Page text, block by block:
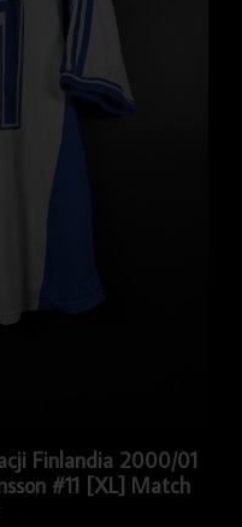
Finlandia 2000/01
#11 [XL] Match